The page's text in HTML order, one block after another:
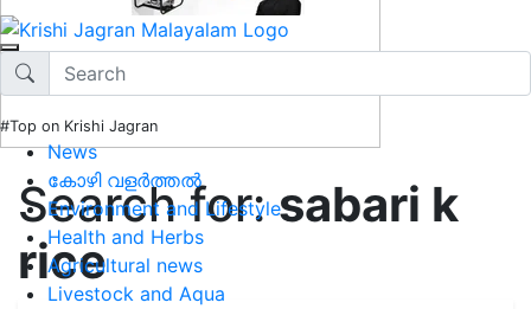
#Top on Krishi Jagran
News
കോഴി വളർത്തൽ
Environment and Lifestyle
Health and Herbs
Agricultural news
Livestock and Aqua
Search for:sabari k
rice